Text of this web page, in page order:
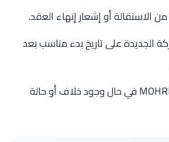
الاستقالة أو إشعار إنهاء العقد.
الجديدة على تاريخ بدء مناسب بعد
استفسر من MOHRE في حال وجود خلاف أو حالة